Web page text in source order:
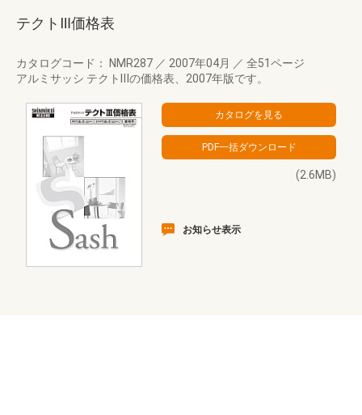
テクトⅢ価格表
カタログコード： NMR287 ／ 2007年04月 ／ 全51ページ
アルミサッシ テクトⅢの価格表、2007年版です。
(2.6MB)
お知らせ表示